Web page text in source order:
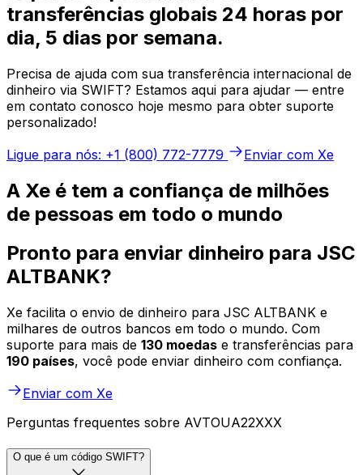
transferências globais 24 horas por
dia, 5 dias por semana.
Precisa de ajuda com sua transferência internacional de
dinheiro via SWIFT? Estamos aqui para ajudar — entre
em contato conosco hoje mesmo para obter suporte
personalizado!
Ligue para nós: +1 (800) 772-7779
Enviar com Xe
A Xe é tem a confiança de milhões
de pessoas em todo o mundo
Pronto para enviar dinheiro para JSC
ALTBANK?
Xe facilita o envio de dinheiro para JSC ALTBANK e
milhares de outros bancos em todo o mundo. Com
suporte para mais de 130 moedas e transferências para
190 países, você pode enviar dinheiro com confiança.
Enviar com Xe
Perguntas frequentes sobre AVTOUA22XXX
O que é um código SWIFT?